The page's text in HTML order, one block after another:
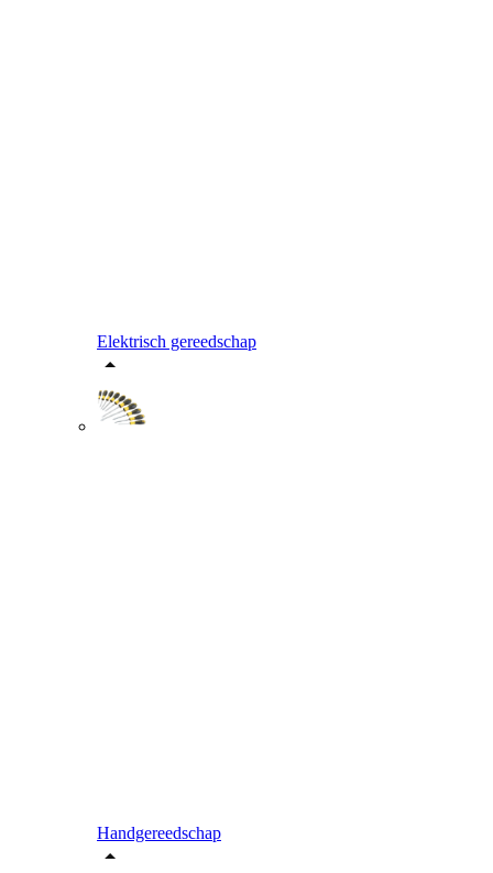
Elektrisch gereedschap
Handgereedschap